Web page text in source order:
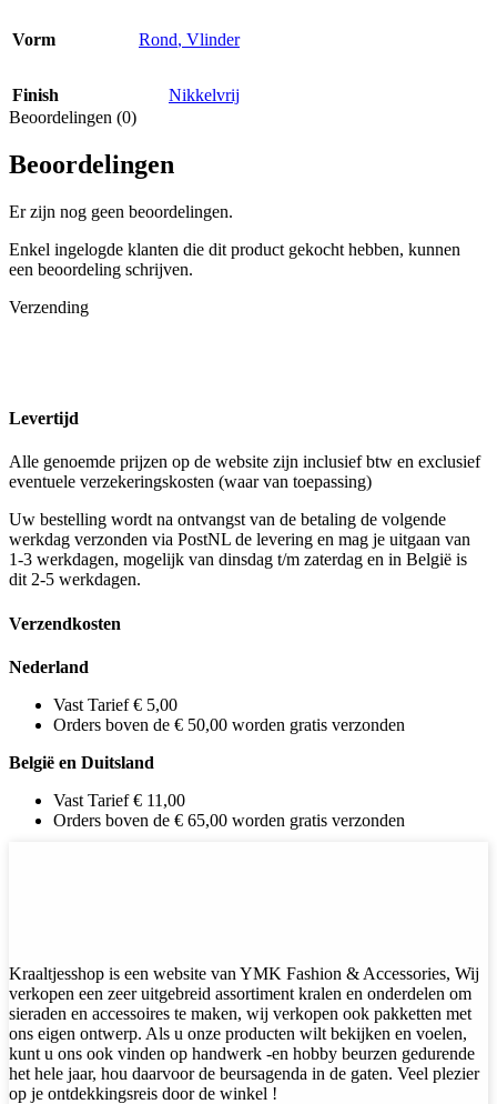
Vorm Rond, Vlinder
Finish
Nikkelvrij
Beoordelingen (0)
Beoordelingen
Er zijn nog geen beoordelingen.
Enkel ingelogde klanten die dit product gekocht hebben, kunnen
een beoordeling schrijven.
Verzending
Levertijd
Alle genoemde prijzen op de website zijn inclusief btw en exclusief
eventuele verzekeringskosten (waar van toepassing)
Uw bestelling wordt na ontvangst van de betaling de volgende
werkdag verzonden via PostNL de levering en mag je uitgaan van
1-3 werkdagen, mogelijk van dinsdag t/m zaterdag en in België is
dit 2-5 werkdagen.
Verzendkosten
Nederland
Vast Tarief € 5,00
Orders boven de € 50,00 worden gratis verzonden
België en Duitsland
Vast Tarief € 11,00
Orders boven de € 65,00 worden gratis verzonden
Kraaltjesshop is een website van YMK Fashion & Accessories, Wij
verkopen een zeer uitgebreid assortiment kralen en onderdelen om
sieraden en accessoires te maken, wij verkopen ook pakketten met
ons eigen ontwerp. Als u onze producten wilt bekijken en voelen,
kunt u ons ook vinden op handwerk -en hobby beurzen gedurende
het hele jaar, hou daarvoor de beursagenda in de gaten. Veel plezier
op je ontdekkingsreis door de winkel !